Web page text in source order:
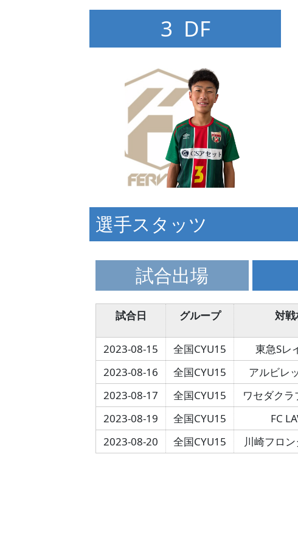
3 DF
選手スタッツ
試合出場
試合日 グループ 対
2023-08-15 全国CYU15 東急Sレ
2023-08-16
全国CYU15 アルビレ
2023-08-17
全国CYU15 ワセダクラ
2023-08-19
全国CYU15 FC
2023-08-20
全国CYU15 川崎フロ